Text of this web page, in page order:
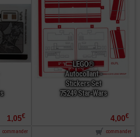
1,05€
LEGO®
Autocollant -
Stickers Set
75249 Star-Wars
4,00€
commander commander